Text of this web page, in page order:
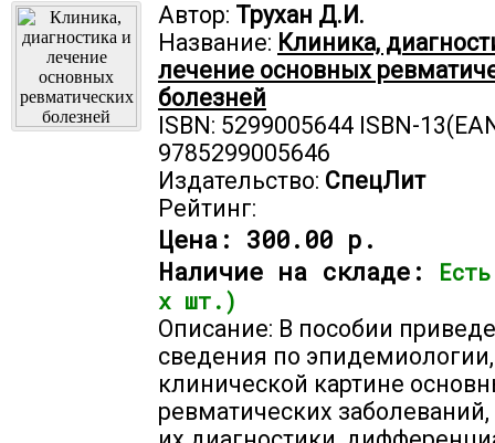
Автор: Трухан Д.И.
Название: Клиника,
лечение основных
болезней
ISBN: 5299005644 ISBN-
9785299005646
Издательство: СпецЛит
Рейтинг:
Цена: 300.00 р.
Наличие на складе:
х шт.)
Описание: В пособии
сведения по эпидемиологии,
клинической картине
ревматических